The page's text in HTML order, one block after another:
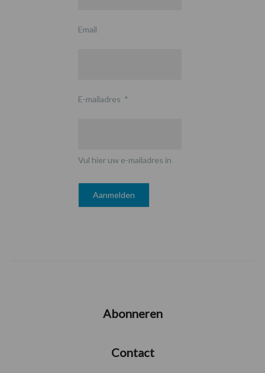
Email
E-mailadres *
Vul hier uw e-mailadres in
Abonneren
Contact